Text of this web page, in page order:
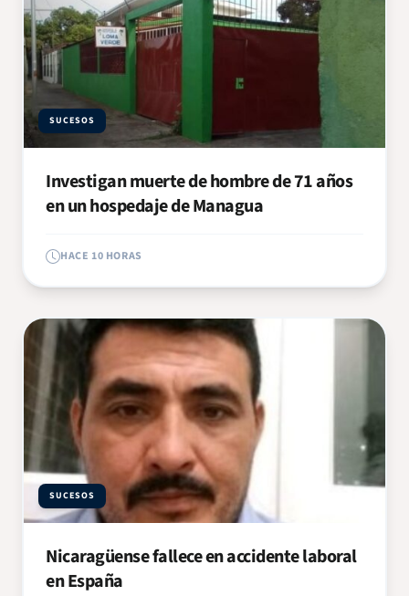
SUCESOS
Investigan muerte de hombre de 71 años
en un hospedaje de Managua
HACE 10 HORAS
SUCESOS
Nicaragüense fallece en accidente laboral
en España